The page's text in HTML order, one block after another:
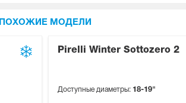
ПОХОЖИЕ МОДЕЛИ
Pirelli Winter Sottozero 2
Доступные диаметры: 18-19"